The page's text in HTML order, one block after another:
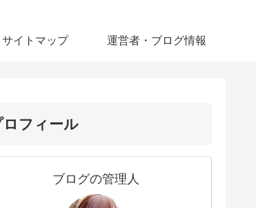
サイトマップ 運営者・ブログ情報
ロフィール
ブログの管理人